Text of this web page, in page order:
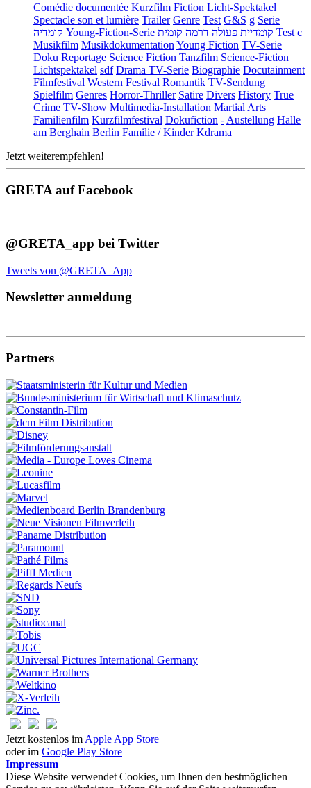
Comédie documentée Kurzfilm Fiction Licht-Spektakel
Spectacle son et lumière Trailer Genre Test G&S g Serie
קומדיה Young-Fiction-Serie קומדיית פעולה דרמה קומית
Test c
Musikfilm Musikdokumentation Young Fiction TV-Serie
Doku Reportage Science Fiction Tanzfilm Science-Fiction
Lichtspektakel sdf Drama TV-Serie Biographie Docutainment
Filmfestival Western Festival Romantik TV-Sendung
Spielfilm Genres Horror-Thriller Satire Divers History True
Crime TV-Show Multimedia-Installation Martial Arts
Familienfilm Kurzfilmfestival Dokufiction - Austellung Halle
am Berghain Berlin Familie / Kinder Kdrama
Jetzt weiterempfehlen!
GRETA auf Facebook
@GRETA_app bei Twitter
Tweets von @GRETA_App
Newsletter anmeldung
Partners
Jetzt kostenlos im Apple App Store
oder im Google Play Store
Impressum
Diese Website verwendet Cookies, um Ihnen den bestmöglichen